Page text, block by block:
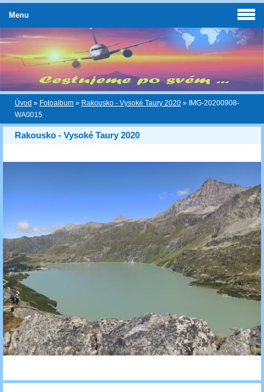
Úvod » Fotoalbum » Rakousko - Vysoké Taury 2020 »
IMG-20200908-
WA0015
Rakousko - Vysoké Taury 2020
Menu